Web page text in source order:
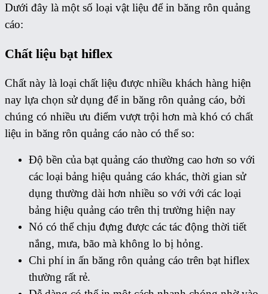
Dưới đây là một số loại vật liệu để in băng rôn quảng
cáo:
Chất liệu bạt hiflex
Chất này là loại chất liệu được nhiều khách hàng hiện
nay lựa chọn sử dụng để in băng rôn quảng cáo, bởi
chúng có nhiều ưu điểm vượt trội hơn mà khó có chất
liệu in băng rôn quảng cáo nào có thể so:
Độ bền của bạt quảng cáo thường cao hơn so với
các loại bảng hiệu quảng cáo khác, thời gian sử
dụng thường dài hơn nhiều so với với các loại
bảng hiệu quảng cáo trên thị trường hiện nay
Nó có thể chịu đựng được các tác động thời tiết
nắng, mưa, bão mà không lo bị hỏng.
Chi phí in ấn băng rôn quảng cáo trên bạt hiflex
thường rất rẻ.